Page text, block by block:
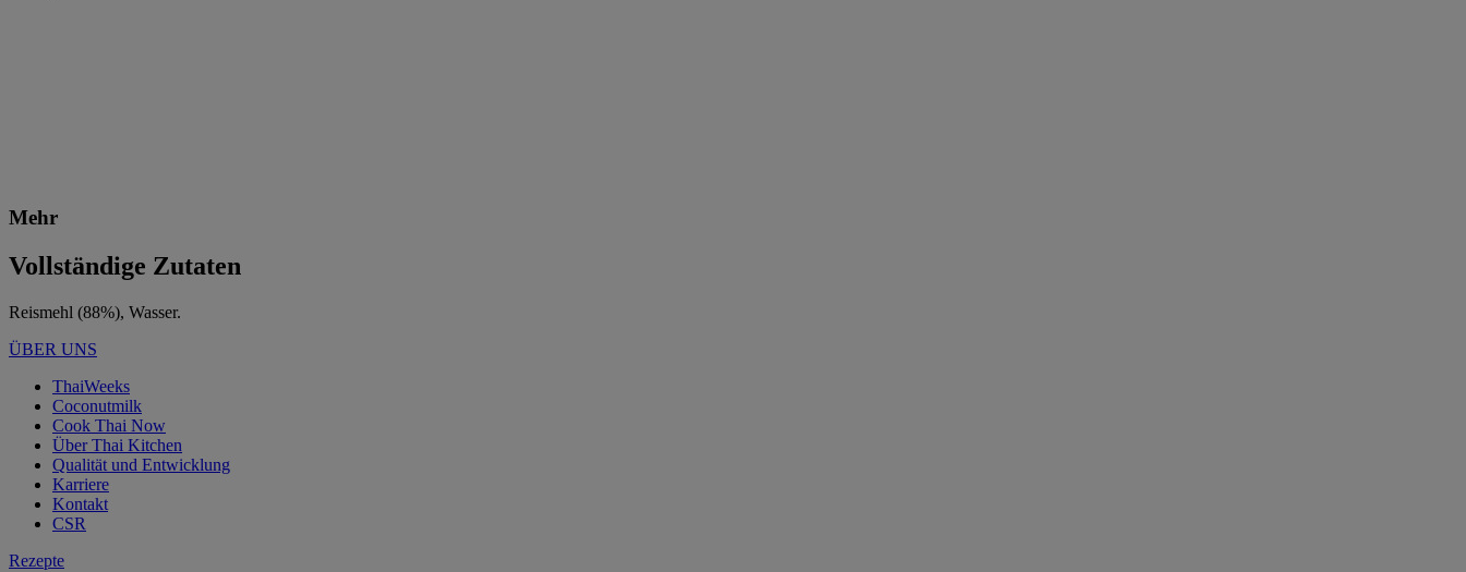
Mehr
Vollständige Zutaten
Reismehl (88%), Wasser.
ÜBER UNS
ThaiWeeks
Coconutmilk
Cook Thai Now
Über Thai Kitchen
Qualität und Entwicklung
Karriere
Kontakt
CSR
Rezepte